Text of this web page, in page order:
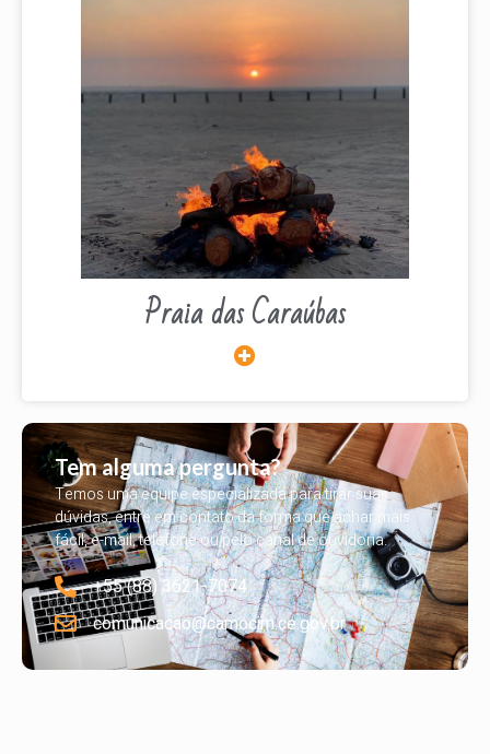
Praia das Caraúbas
Tem alguma pergunta?
Temos uma equipe especializada para tirar suas
dúvidas, entre em contato da forma que achar mais
fácil, e-mail, telefone ou pelo canal de ouvidoria.
+55 (88) 3621-7074
comunicacao@camocim.ce.gov.br